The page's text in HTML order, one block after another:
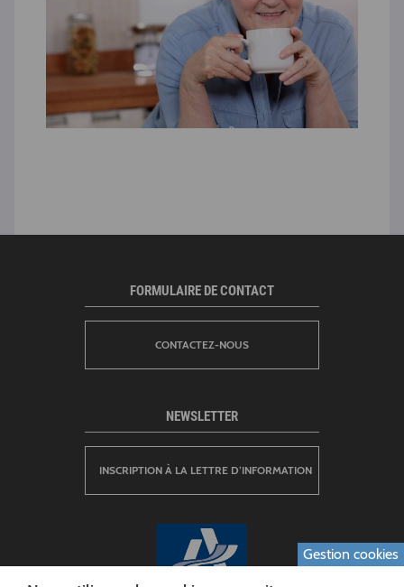
FORMULAIRE DE CONTACT
CONTACTEZ-NOUS
NEWSLETTER
INSCRIPTION À LA LETTRE D’INFORMATION
Gestion cookies